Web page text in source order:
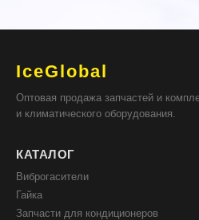
IceGlobal
Оптовая продажа запчастей и
и климатического оборудования.
КАТАЛОГ
Виброгасители
Гайка
Запчасти для кондиционеров